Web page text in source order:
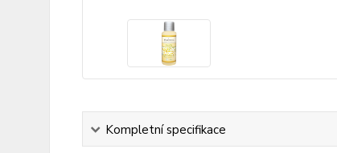
Kompletní specifikace